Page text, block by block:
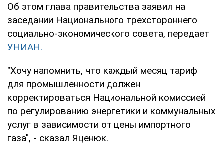
Об этом глава правительства заявил на
заседании Национального трехстороннего
социально-экономического совета, передает
УНИАН.
"Хочу напомнить, что каждый месяц тариф
для промышленности должен
корректироваться Национальной комиссией
по регулированию энергетики и коммунальных
услуг в зависимости от цены импортного
газа", - сказал Яценюк.